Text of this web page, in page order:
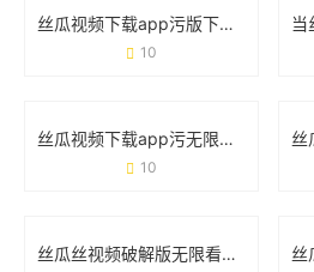
丝瓜视频下载app污版下载app免费版：这些风险你真的知道吗？
10
丝瓜视频下载app污无限：为什么总有人想用？这些风险你真的知道吗？
10
丝瓜丝视频破解版无限看下载免费污视频：你不得不防的五大真相